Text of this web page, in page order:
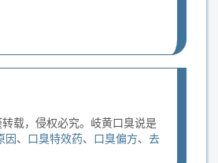
载，侵权必究。岐黄口臭说是
因、 口臭特效药、 口臭偏方、 去